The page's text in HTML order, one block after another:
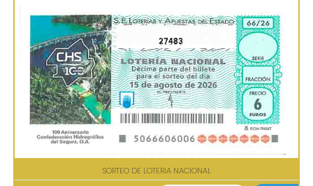
27483
SORTEO DE LOTERIA NACIONAL